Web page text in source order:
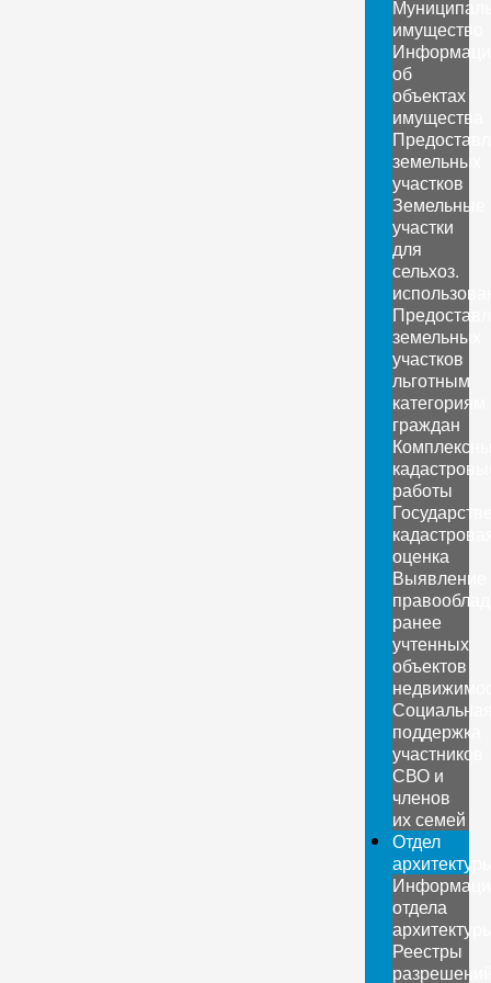
имущество
об
объектах
имущества
земельных
участков
Земельные
участки
для
сельхоз.
земельных
участков
льготным
категориям
граждан
работы
оценка
Выявление
ранее
учтенных
объектов
поддержка
участников
СВО и
членов
их семей
Отдел
отдела
Реестры